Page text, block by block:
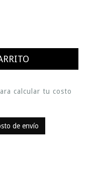
calcular tu costo
de envío